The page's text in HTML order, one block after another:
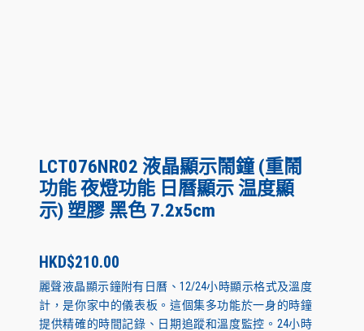
LCT076NR02 液晶顯示鬧鐘 (重鬧
功能 夜燈功能 日曆顯示 温度顯
示) 塑膠 黑色 7.2x5cm
HKD$210.00
麗聲液晶顯示鐘附有日曆、12/24小時顯示格式及溫度
計，是你家中的儀表板。這個集多功能於一身的時鐘
提供精確的時間記錄、日期追蹤和溫度監控。24小時